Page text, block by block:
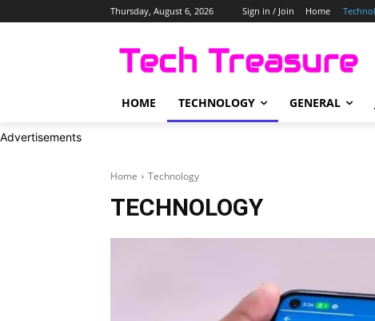
Thursday, August 6, 2026 Sign in / Join Home
HOME TECHNOLOGY GENERAL
Advertisements
Home Technology
TECHNOLOGY